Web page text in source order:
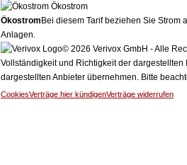
Ökostrom
Ökostrom Bei diesem Tarif beziehen Sie
Anlagen.
© 2026 Verivox GmbH - Alle
Vollständigkeit und Richtigkeit der
dargestellten Anbieter übernehmen. Bitte
CookiesVerträge hier kündigenVerträge widerrufen